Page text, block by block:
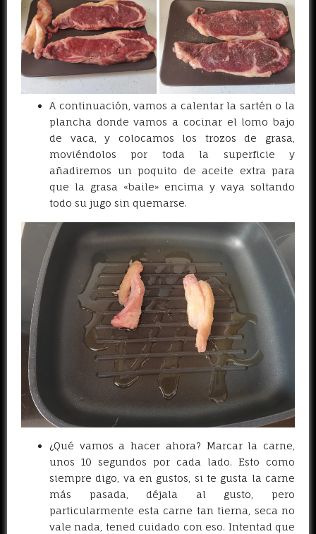
A continuación, vamos a calentar la sartén o la
plancha donde vamos a cocinar el lomo bajo
de vaca, y colocamos los trozos de grasa,
moviéndolos por toda la superficie y
añadiremos un poquito de aceite extra para
que la grasa «baile» encima y vaya soltando
todo su jugo sin quemarse.
¿Qué vamos a hacer ahora? Marcar la carne,
unos 10 segundos por cada lado. Esto como
siempre digo, va en gustos, si te gusta la carne
más pasada, déjala al gusto, pero
particularmente esta carne tan tierna, seca no
vale nada, tened cuidado con eso. Intentad que